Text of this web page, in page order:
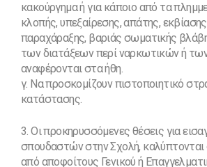
κακούργημα ή για κάποιο από τα
κλοπής, υπεξαίρεσης, απάτης,
παραχάραξης, βαριάς σωματικής
των διατάξεων περί ναρκωτικών ή
αναφέρονται στα ήθη.
γ. Να προσκομίζουν πιστοποιητικό
κατάστασης.
3. Οι προκηρυσσόμενες θέσεις για
σπουδαστών στην Σχολή,
από αποφοίτους Γενικού ή